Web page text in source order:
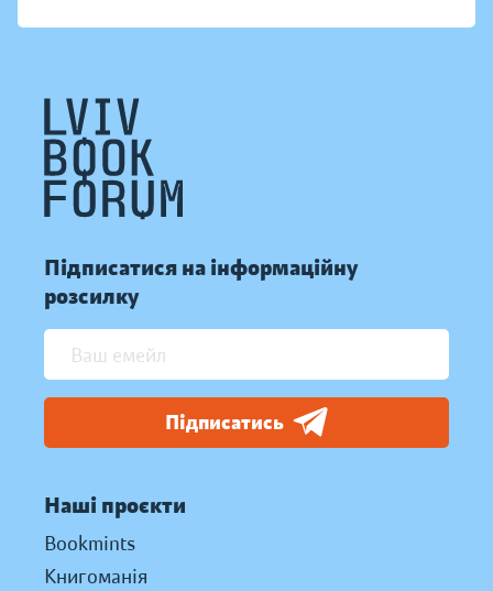
Підписатися на інформаційну
розсилку
Підписатись
Наші проєкти
Bookmints
Книгоманія